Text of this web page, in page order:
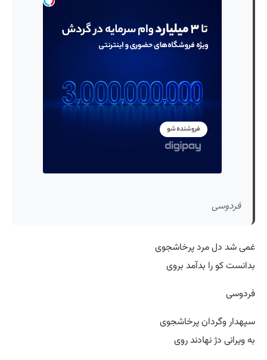
فردوسی
غمی شد دل مرد پرخاشجوی
بدانست کو را بدآمد بروی
فردوسی
سپهدار وگردان پرخاشجوی
به ویرانی دژ نهادند روی